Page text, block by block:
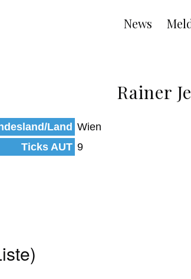
Main
News
Rainer
Land Wien
Ticks AUT 9